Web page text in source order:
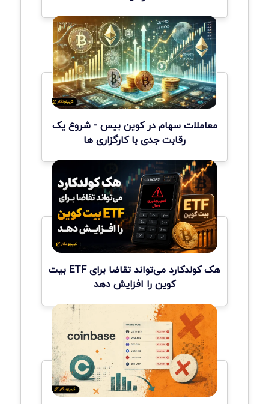
معاملات سهام در کوین بیس - شروع یک
رقابت جدی با کارگزاری ها
هک کولدکارد می‌تواند تقاضا برای ETF بیت
کوین را افزایش دهد